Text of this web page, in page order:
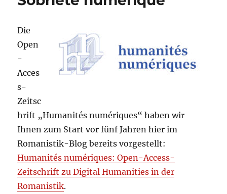
hispanistas
Die
Open
-
Acces
s-
Zeitsc
hrift „Humanités numériques“ haben wir
Ihnen zum Start vor fünf Jahren hier im
Romanistik-Blog bereits vorgestellt:
Humanités numériques: Open-Access-
Zeitschrift zu Digital Humanities in der
Romanistik.